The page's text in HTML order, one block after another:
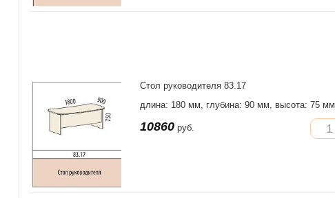
Стол руководителя 83.17
длина: 180 мм, глубина: 90 мм, высота: 75 мм
10860 руб.